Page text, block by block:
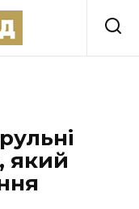
який